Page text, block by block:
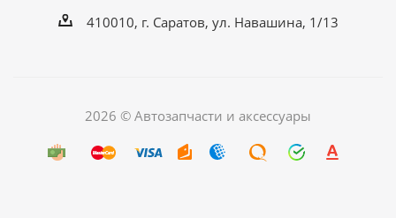
410010, г. Саратов, ул. Навашина, 1/13
2026 © Автозапчасти и аксессуары